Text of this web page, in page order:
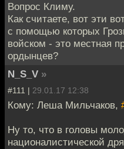
Вопрос Климу.
Как считаете, вот эти
с помощью которых
войском - это местная
ордынцев?
N_S_V »
#111 | 29.01.17 12:38
Кому: Леша Мильчаков,
Ну то, что в головы
националистической